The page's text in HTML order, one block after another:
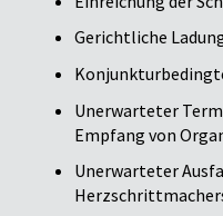
Gerichtliche
Unerwarteter
Empfang von
Unerwarteter